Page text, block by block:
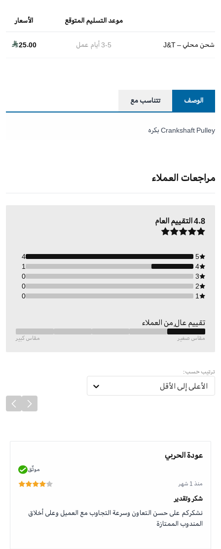
موعد التسليم المتوقع الأسعار
شحن محلي – J&T 3-5أيام عمل 25.00
الوصف تتناسب مع
Crankshaft Pulley بكره
مراجعات العملاء
4.8التقييم العام
5
4
4
1
3
0
2
0
1
0
تقييم عالٍ من العملاء
مقاس صغير مقاس كبير
ترتيب حسب:
الأعلى إلى الأقل
عودة الحربي
موثّق
منذ 1 شهر
شكر وتقدير
نشكركم على حسن التعاون وسرعة التجاوب مع العميل وعلى أخلاق
المندوب الممتازة